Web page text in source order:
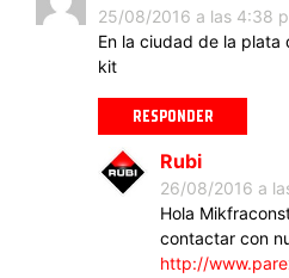
25/08/2016 a las 4:38
En la ciudad de la
kit
RESPONDER
Rubi
26/08/2016 a
Hola
contactar con
http://